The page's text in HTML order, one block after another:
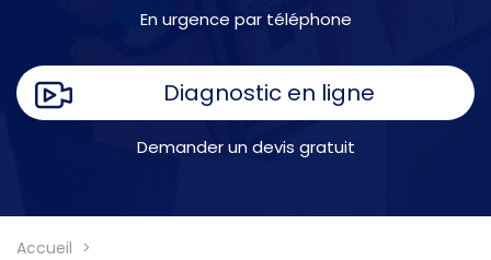
En urgence par téléphone
Diagnostic en ligne
Demander un devis gratuit
Accueil